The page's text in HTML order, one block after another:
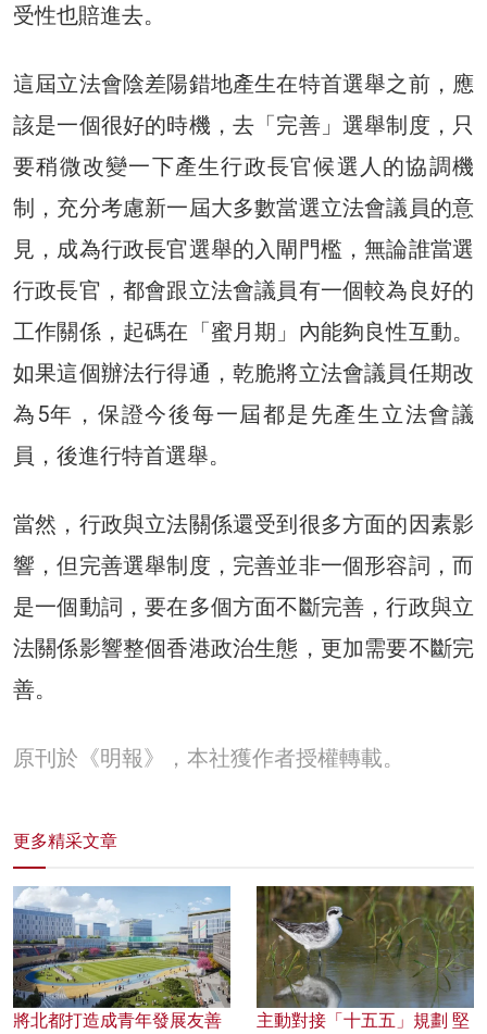
受性也賠進去。
這屆立法會陰差陽錯地產生在特首選舉之前，應
該是一個很好的時機，去「完善」選舉制度，只
要稍微改變一下產生行政長官候選人的協調機
制，充分考慮新一屆大多數當選立法會議員的意
見，成為行政長官選舉的入閘門檻，無論誰當選
行政長官，都會跟立法會議員有一個較為良好的
工作關係，起碼在「蜜月期」內能夠良性互動。
如果這個辦法行得通，乾脆將立法會議員任期改
為5年，保證今後每一屆都是先產生立法會議
員，後進行特首選舉。
當然，行政與立法關係還受到很多方面的因素影
響，但完善選舉制度，完善並非一個形容詞，而
是一個動詞，要在多個方面不斷完善，行政與立
法關係影響整個香港政治生態，更加需要不斷完
善。
原刊於《明報》，本社獲作者授權轉載。
更多精采文章
將北都打造成青年發展友善
主動對接「十五五」規劃 堅